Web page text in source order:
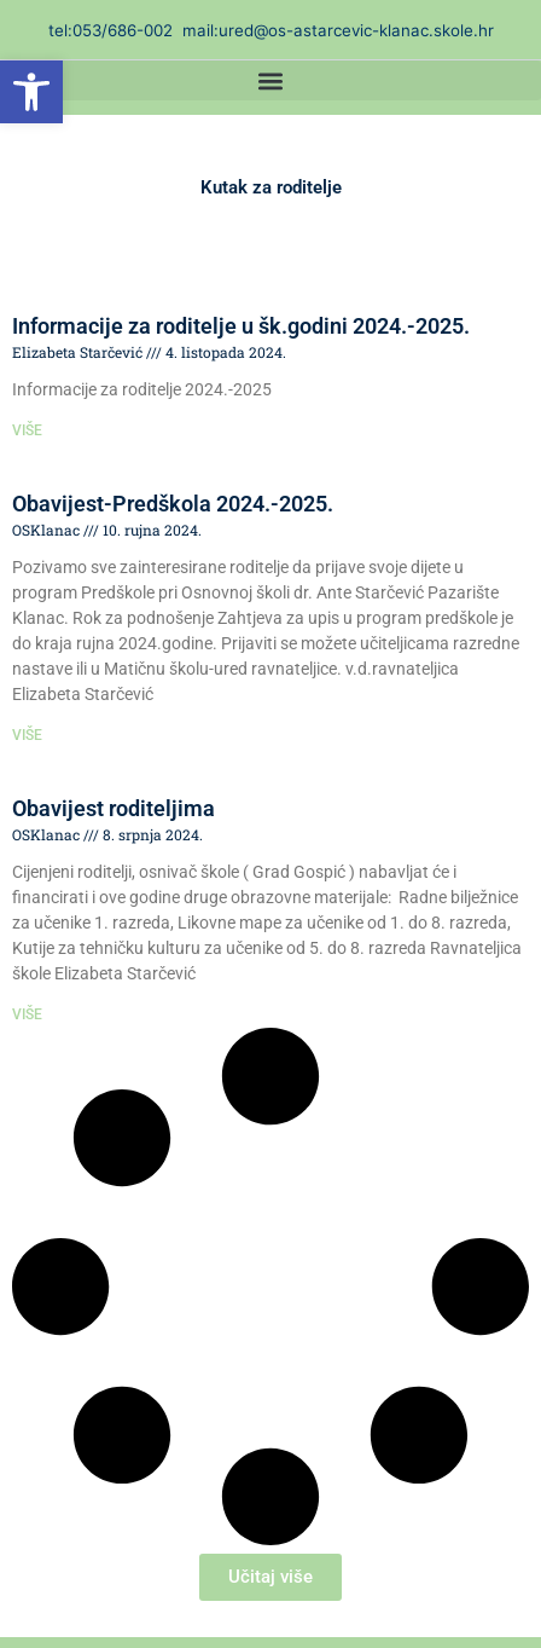
Open toolbar
content
tel:053/686-002 mail:ured@os-astarcevic-klanac.skole.hr
Kutak za roditelje
Informacije za roditelje u šk.godini 2024.-2025.
Elizabeta Starčević
4. listopada 2024.
Informacije za roditelje 2024.-2025
VIŠE
Obavijest-Predškola 2024.-2025.
OSKlanac
10. rujna 2024.
Pozivamo sve zainteresirane roditelje da prijave svoje dijete u
program Predškole pri Osnovnoj školi dr. Ante Starčević Pazarište
Klanac. Rok za podnošenje Zahtjeva za upis u program predškole je
do kraja rujna 2024.godine. Prijaviti se možete učiteljicama razredne
nastave ili u Matičnu školu-ured ravnateljice. v.d.ravnateljica
Elizabeta Starčević
VIŠE
Obavijest roditeljima
OSKlanac
8. srpnja 2024.
Cijenjeni roditelji, osnivač škole ( Grad Gospić ) nabavljat će i
financirati i ove godine druge obrazovne materijale: Radne bilježnice
za učenike 1. razreda, Likovne mape za učenike od 1. do 8. razreda,
Kutije za tehničku kulturu za učenike od 5. do 8. razreda Ravnateljica
škole Elizabeta Starčević
VIŠE
Učitaj više